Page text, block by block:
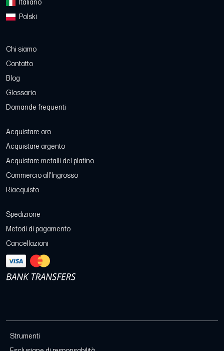
Italiano
Polski
Chi siamo
Contatto
Blog
Glossario
Domande frequenti
Acquistare oro
Acquistare argento
Acquistare metalli del platino
Commercio all'Ingrosso
Riacquisto
Spedizione
Metodi di pagamento
Cancellazioni
Strumenti